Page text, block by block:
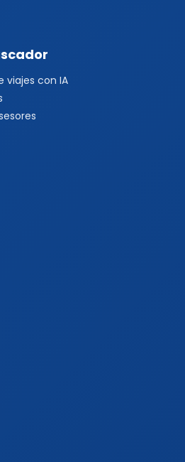
viajes con IA